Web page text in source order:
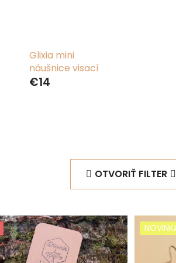
Glixia mini
náušnice visací
€14
OTVORIŤ FILTER